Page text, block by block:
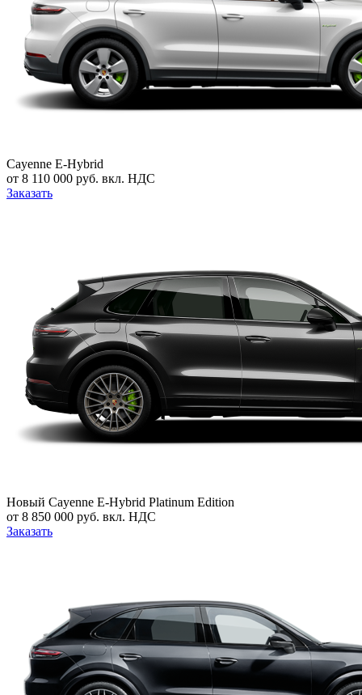
Cayenne E-Hybrid
от 8 110 000 руб. вкл. НДС
Заказать
Новый Cayenne E-Hybrid Platinum Edition
от 8 850 000 руб. вкл. НДС
Заказать